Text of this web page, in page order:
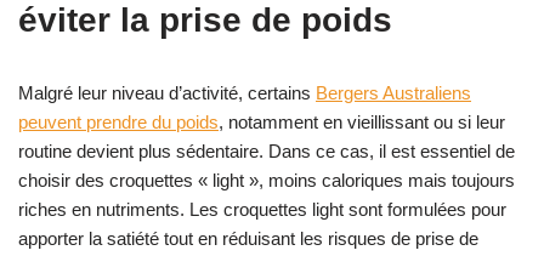
éviter la prise de poids
Malgré leur niveau d’activité, certains Bergers Australiens
peuvent prendre du poids, notamment en vieillissant ou si leur
routine devient plus sédentaire. Dans ce cas, il est essentiel de
choisir des croquettes « light », moins caloriques mais toujours
riches en nutriments. Les croquettes light sont formulées pour
apporter la satiété tout en réduisant les risques de prise de